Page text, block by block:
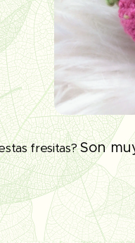
fresitas?Son